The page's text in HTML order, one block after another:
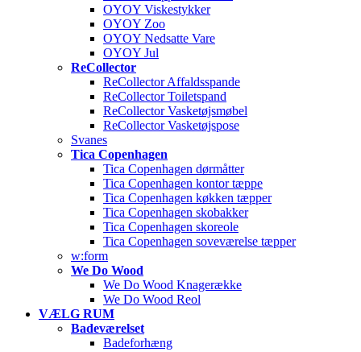
OYOY Viskestykker
OYOY Zoo
OYOY Nedsatte Vare
OYOY Jul
ReCollector
ReCollector Affaldsspande
ReCollector Toiletspand
ReCollector Vasketøjsmøbel
ReCollector Vasketøjspose
Svanes
Tica Copenhagen
Tica Copenhagen dørmåtter
Tica Copenhagen kontor tæppe
Tica Copenhagen køkken tæpper
Tica Copenhagen skobakker
Tica Copenhagen skoreole
Tica Copenhagen soveværelse tæpper
w:form
We Do Wood
We Do Wood Knagerække
We Do Wood Reol
VÆLG RUM
Badeværelset
Badeforhæng